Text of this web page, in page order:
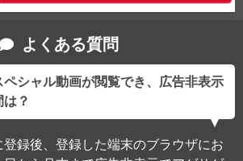
よくある質問
ペシャル動画が閲覧でき、広告非表示
？
録後、登録した端末のブラウザにお